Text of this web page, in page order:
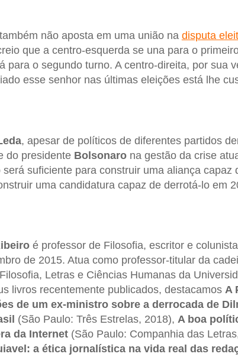
não aposta em uma união na disputa
que a centro-esquerda se una para o
para o segundo turno. A centro-direita, por sua
esse senhor nas últimas eleições está lhe
, apesar de políticos de diferentes partidos
do presidente Bolsonarona gestão da crise
suficiente para construir uma aliança capaz
uma candidatura capaz de derrotá-lo em
é professor de Filosofia, escritor e
de 2015. Atua como professor-titular da
Letras e Ciências Humanas da
livros recentemente publicados, destacamos A
de um ex-ministro sobre a derrocada de
(São Paulo: Três Estrelas, 2018), A boa
da Internet(São Paulo: Companhia das
a ética jornalística na vida real das